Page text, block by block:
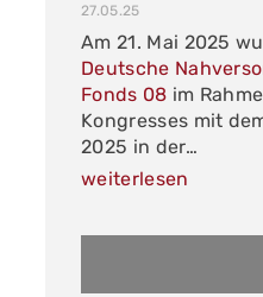
27.05.25
Am 21. Mai 2025
Deutsche
Fonds 08 im
Kongresses mit
2025 in der…
weiterlesen